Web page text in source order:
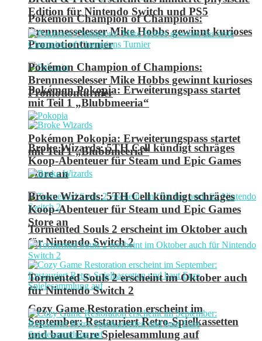
Pokémon Champion of Champions:
Brennnesselesser Mike Hobbs gewinnt kurioses
Promotionturnier
Pokémon Pokopia: Erweiterungspass startet
mit Teil 1 „Blubbmeeria“
Broke Wizards: 5TH Cell kündigt schräges
Koop-Abenteuer für Steam und Epic Games
Store an
Tormented Souls 2 erscheint im Oktober auch
für Nintendo Switch 2
Cozy Game Restoration erscheint im
September: Restauriert Retro-Spielkassetten
und baut Eure Spielesammlung auf
Edition für Nintendo Switch und PS5
Pokémon Champion of Champions:
Brennnesselesser Mike Hobbs gewinnt kurioses
Promotionturnier
Pokémon Pokopia: Erweiterungspass startet
mit Teil 1 „Blubbmeeria“
Broke Wizards: 5TH Cell kündigt schräges
Koop-Abenteuer für Steam und Epic Games
Store an
Tormented Souls 2 erscheint im Oktober auch
für Nintendo Switch 2